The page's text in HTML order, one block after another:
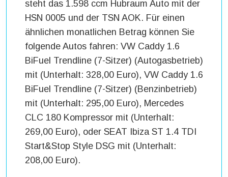
steht das 1.598 ccm Hubraum Auto mit der
HSN 0005 und der TSN AOK. Für einen
ähnlichen monatlichen Betrag können Sie
folgende Autos fahren: VW Caddy 1.6
BiFuel Trendline (7-Sitzer) (Autogasbetrieb)
mit (Unterhalt: 328,00 Euro), VW Caddy 1.6
BiFuel Trendline (7-Sitzer) (Benzinbetrieb)
mit (Unterhalt: 295,00 Euro), Mercedes
CLC 180 Kompressor mit (Unterhalt:
269,00 Euro), oder SEAT Ibiza ST 1.4 TDI
Start&Stop Style DSG mit (Unterhalt:
208,00 Euro).